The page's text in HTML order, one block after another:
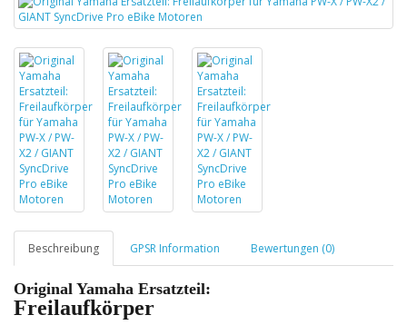
Beschreibung GPSR Information Bewertungen (0)
Original Yamaha Ersatzteil:
Freilaufkörper